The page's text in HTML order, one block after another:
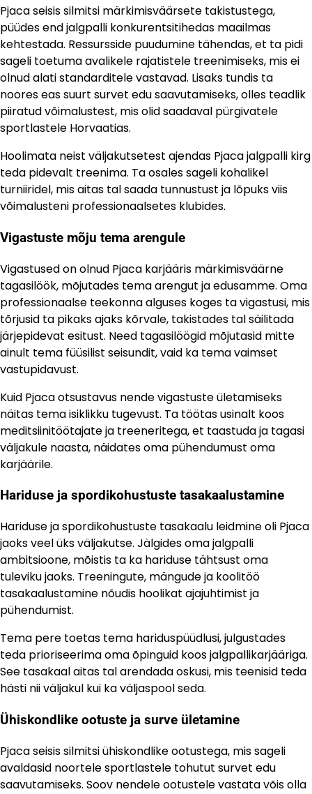
Pjaca seisis silmitsi märkimisväärsete takistustega,
püüdes end jalgpalli konkurentsitihedas maailmas
kehtestada. Ressursside puudumine tähendas, et ta pidi
sageli toetuma avalikele rajatistele treenimiseks, mis ei
olnud alati standarditele vastavad. Lisaks tundis ta
noores eas suurt survet edu saavutamiseks, olles teadlik
piiratud võimalustest, mis olid saadaval pürgivatele
sportlastele Horvaatias.
Hoolimata neist väljakutsetest ajendas Pjaca jalgpalli kirg
teda pidevalt treenima. Ta osales sageli kohalikel
turniiridel, mis aitas tal saada tunnustust ja lõpuks viis
võimalusteni professionaalsetes klubides.
Vigastuste mõju tema arengule
Vigastused on olnud Pjaca karjääris märkimisväärne
tagasilöök, mõjutades tema arengut ja edusamme. Oma
professionaalse teekonna alguses koges ta vigastusi, mis
tõrjusid ta pikaks ajaks kõrvale, takistades tal säilitada
järjepidevat esitust. Need tagasilöögid mõjutasid mitte
ainult tema füüsilist seisundit, vaid ka tema vaimset
vastupidavust.
Kuid Pjaca otsustavus nende vigastuste ületamiseks
näitas tema isiklikku tugevust. Ta töötas usinalt koos
meditsiinitöötajate ja treeneritega, et taastuda ja tagasi
väljakule naasta, näidates oma pühendumust oma
karjäärile.
Hariduse ja spordikohustuste tasakaalustamine
Hariduse ja spordikohustuste tasakaalu leidmine oli Pjaca
jaoks veel üks väljakutse. Jälgides oma jalgpalli
ambitsioone, mõistis ta ka hariduse tähtsust oma
tuleviku jaoks. Treeningute, mängude ja koolitöö
tasakaalustamine nõudis hoolikat ajajuhtimist ja
pühendumist.
Tema pere toetas tema hariduspüüdlusi, julgustades
teda prioriseerima oma õpinguid koos jalgpallikarjääriga.
See tasakaal aitas tal arendada oskusi, mis teenisid teda
hästi nii väljakul kui ka väljaspool seda.
Ühiskondlike ootuste ja surve ületamine
Pjaca seisis silmitsi ühiskondlike ootustega, mis sageli
avaldasid noortele sportlastele tohutut survet edu
saavutamiseks. Soov nendele ootustele vastata võis olla